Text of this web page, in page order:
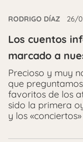
RODRIGO DÍAZ 26/
Los cuentos
marcado a
Precioso y muy
que
favoritos de los
sido la primera
y los